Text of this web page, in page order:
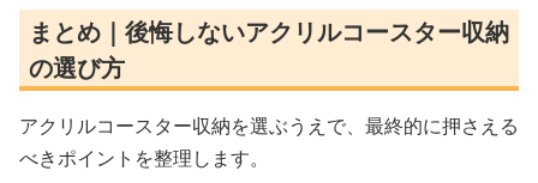
まとめ｜後悔しないアクリルコースター収納
の選び方
アクリルコースター収納を選ぶうえで、最終的に押さえる
べきポイントを整理します。